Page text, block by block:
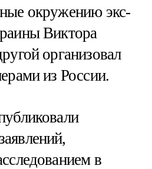
окружению экс-
Виктора
организовал
из России.
в